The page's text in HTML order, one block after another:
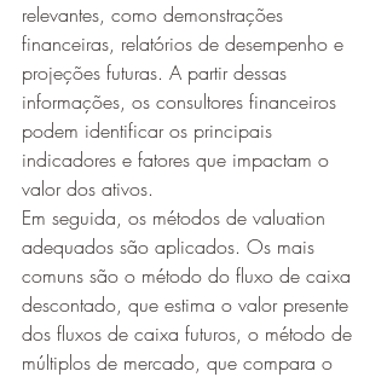
relevantes, como demonstrações
financeiras, relatórios de desempenho e
projeções futuras. A partir dessas
informações, os consultores financeiros
podem identificar os principais
indicadores e fatores que impactam o
valor dos ativos.
Em seguida, os métodos de valuation
adequados são aplicados. Os mais
comuns são o método do fluxo de caixa
descontado, que estima o valor presente
dos fluxos de caixa futuros, o método de
múltiplos de mercado, que compara o